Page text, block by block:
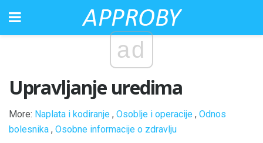
ad
Upravljanje uredima
More: Naplata i kodiranje , Osoblje i operacije , Odnos
bolesnika , Osobne informacije o zdravlju